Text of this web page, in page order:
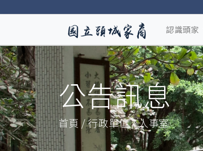
認識頭家
公告訊息
首頁 / 行政單位 / 人事室